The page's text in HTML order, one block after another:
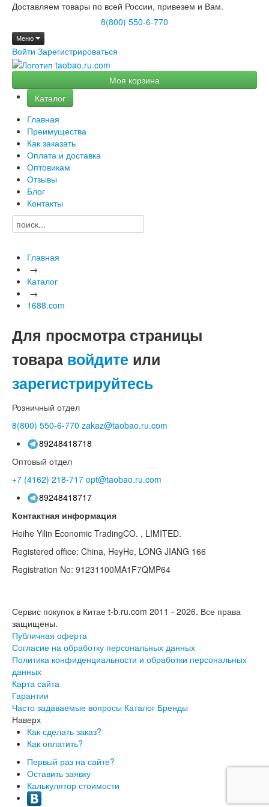
Доставляем товары по всей России, привезем и Вам.
8(800) 550-6-770
Меню
Войти Зарегистрироваться
Моя корзина
Каталог
Главная
Преимущества
Как заказать
Оплата и доставка
Оптовикам
Отзывы
Блог
Контакты
Главная
→
Каталог
→
1688.com
Для просмотра страницы
товара войдите или
зарегистрируйтесь
Розничный отдел
8(800) 550-6-770 zakaz@taobao.ru.com
89248418718
Оптовый отдел
+7 (4162) 218-717 opt@taobao.ru.com
89248418717
Контактная информация
Heihe Yilin Economic TradingCO. , LIMITED.
Registered office: China, HeyHe, LONG JIANG 166
Registration No: 91231100MA1F7QMP64
Сервис покупок в Китае t-b.ru.com 2011 - 2026. Все права
защищены.
Публичная оферта
Согласие на обработку персональных данных
Политика конфиденциальности и обработки персональных
данных
Карта сайта
Гарантии
Часто задаваемые вопросы Каталог Бренды
Наверх
Как сделать заказ?
Как оплатить?
Первый раз на сайте?
Оставить заявку
Калькулятор стоимости